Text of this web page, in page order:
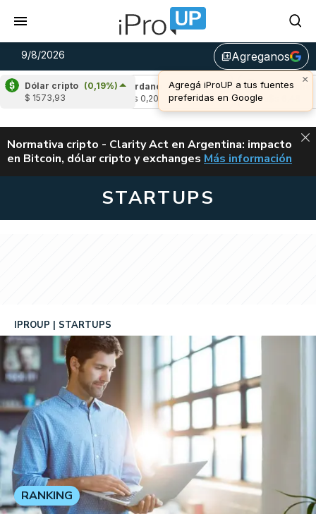
9/8/2026 library_addAgreganos
×
Agregá iProUP a tus fuentes
preferidas en Google
Dólar cripto (0,19%)
$ 1573,93
Cardano (-0,02%)
u$s 0,20
Avalanche
u$s 6,48
ALERTA
Normativa cripto - Clarity Act en Argentina: impacto
en Bitcoin, dólar cripto y exchanges CLARITY ACT EN
Más información
STARTUPS
IPROUP STARTUPS
RANKING